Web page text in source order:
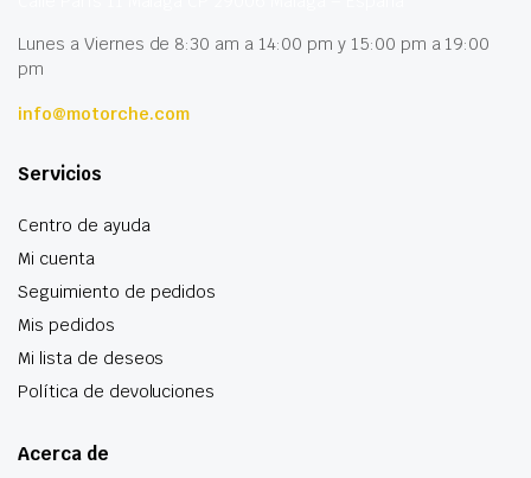
Lunes a Viernes de 8:30 am a 14:00 pm y 15:00 pm a 19:00
pm
info@motorche.com
Servicios
Centro de ayuda
Mi cuenta
Seguimiento de pedidos
Mis pedidos
Mi lista de deseos
Política de devoluciones
Acerca de